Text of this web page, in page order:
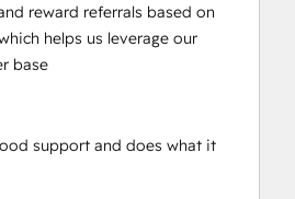
reward referrals based on
helps us leverage our
base
support and does what it